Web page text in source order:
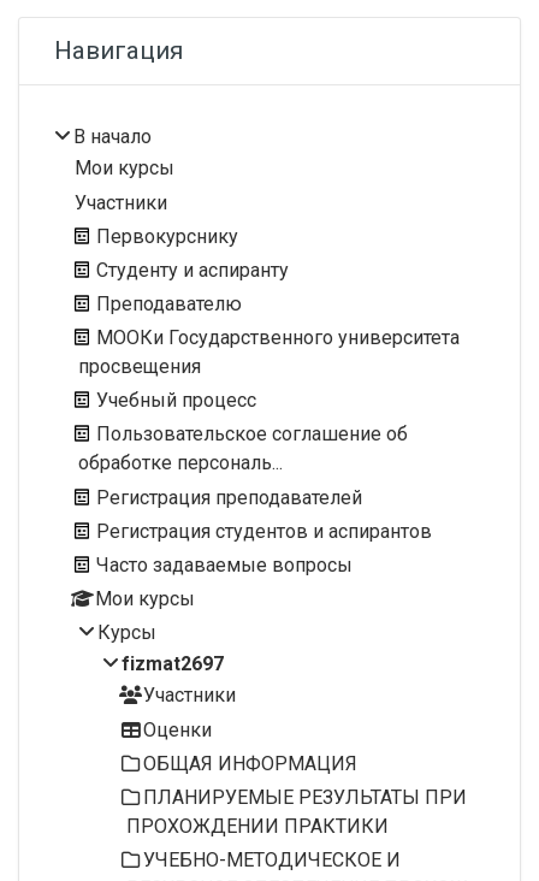
Навигация
В начало
Мои курсы
Участники
Первокурснику
Студенту и аспиранту
Преподавателю
МООКи Государственного университета
просвещения
Учебный процесс
Пользовательское соглашение об
обработке персональ...
Регистрация преподавателей
Регистрация студентов и аспирантов
Часто задаваемые вопросы
Мои курсы
Курсы
fizmat2697
Участники
Оценки
ОБЩАЯ ИНФОРМАЦИЯ
ПЛАНИРУЕМЫЕ РЕЗУЛЬТАТЫ ПРИ
ПРОХОЖДЕНИИ ПРАКТИКИ
УЧЕБНО-МЕТОДИЧЕСКОЕ И